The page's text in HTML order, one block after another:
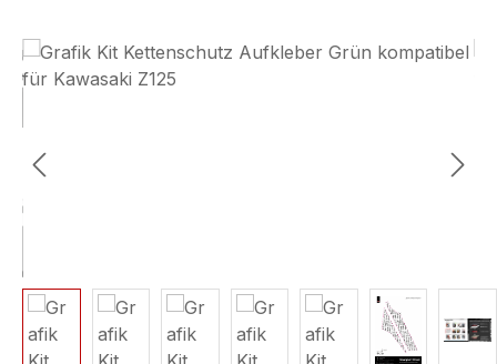
Bildergalerie überspringen